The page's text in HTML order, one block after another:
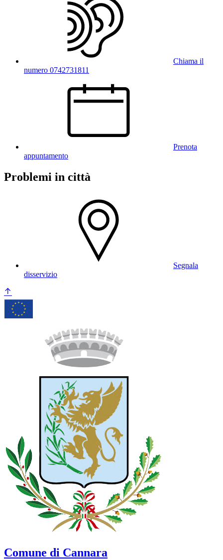
Chiama il
numero 0742731811
Prenota
appuntamento
Problemi in città
Segnala
disservizio
Comune di Cannara